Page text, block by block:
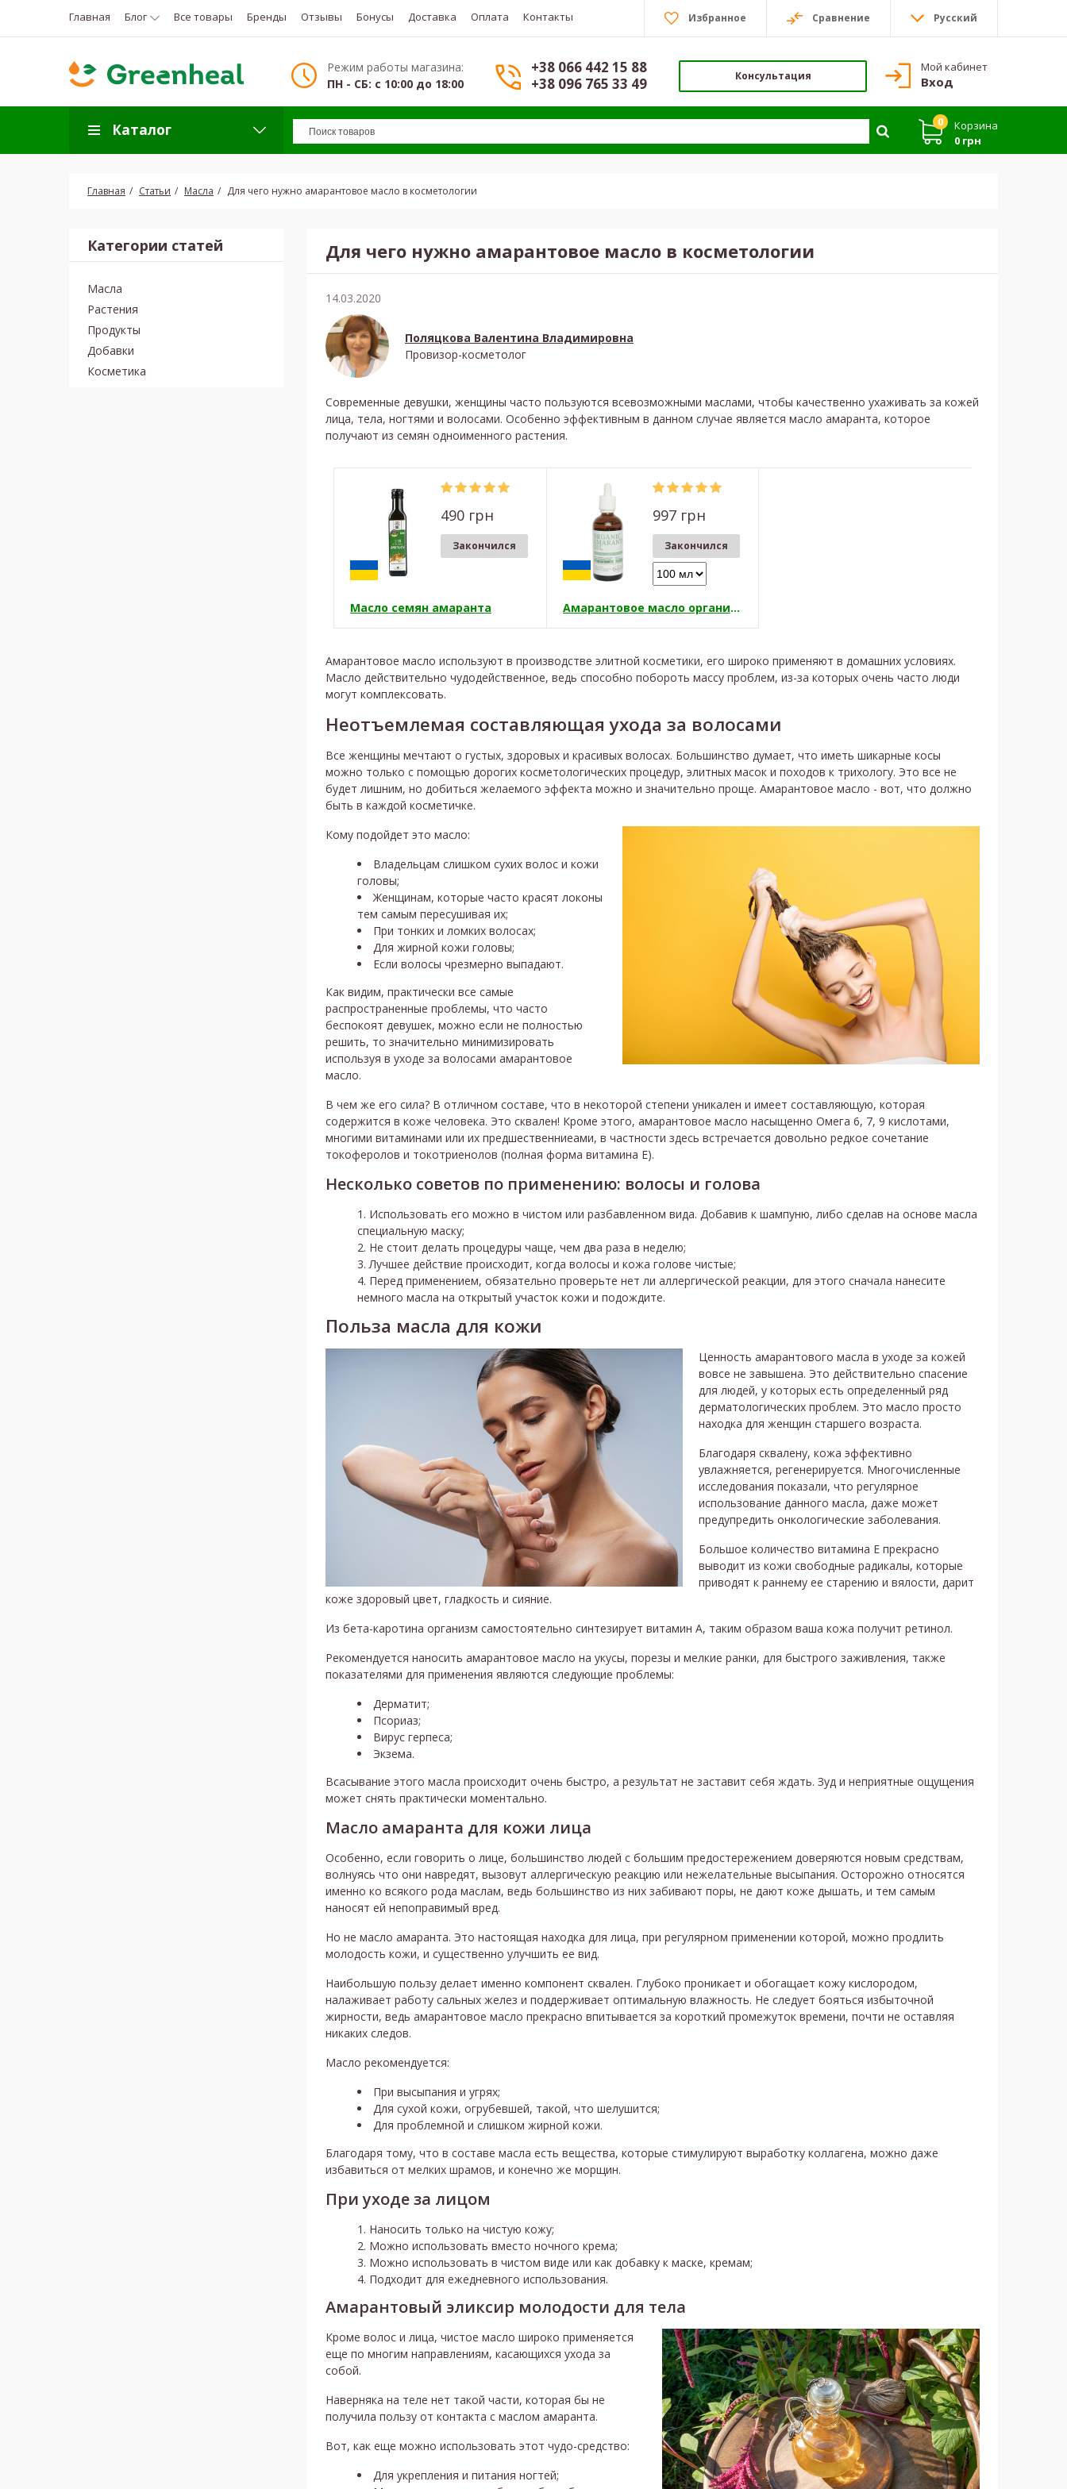
Главная Блог Все товары Бренды Отзывы Бонусы Доставка Оплата Контакты Избранное Сравнение Русский
Мой кабинет
Вход
Режим работы магазина:
ПН - СБ: с 10:00 до 18:00
+38 066 442 15 88
+38 096 765 33 49
Консультация
0
Корзина
0 грн
Каталог
Главная Статьи Масла Для чего нужно амарантовое масло в косметологии
Категории статей
Масла
Растения
Продукты
Добавки
Косметика
Для чего нужно амарантовое масло в косметологии
14.03.2020
Поляцкова Валентина Владимировна
Провизор-косметолог
Современные девушки, женщины часто пользуются всевозможными маслами, чтобы качественно ухаживать за кожей
лица, тела, ногтями и волосами. Особенно эффективным в данном случае является масло амаранта, которое
получают из семян одноименного растения.
490 грн
Закончился
Масло семян амаранта
997 грн
Закончился
Амарантовое масло органическое
Амарантовое масло используют в производстве элитной косметики, его широко применяют в домашних условиях.
Масло действительно чудодейственное, ведь способно побороть массу проблем, из-за которых очень часто люди
могут комплексовать.
Неотъемлемая составляющая ухода за волосами
Все женщины мечтают о густых, здоровых и красивых волосах. Большинство думает, что иметь шикарные косы
можно только с помощью дорогих косметологических процедур, элитных масок и походов к трихологу. Это все не
будет лишним, но добиться желаемого эффекта можно и значительно проще. Амарантовое масло - вот, что должно
быть в каждой косметичке.
Кому подойдет это масло:
Владельцам слишком сухих волос и кожи
головы;
Женщинам, которые часто красят локоны
тем самым пересушивая их;
При тонких и ломких волосах;
Для жирной кожи головы;
Если волосы чрезмерно выпадают.
Как видим, практически все самые
распространенные проблемы, что часто
беспокоят девушек, можно если не полностью
решить, то значительно минимизировать
используя в уходе за волосами амарантовое
масло.
В чем же его сила? В отличном составе, что в некоторой степени уникален и имеет составляющую, которая
содержится в коже человека. Это сквален! Кроме этого, амарантовое масло насыщенно Омега 6, 7, 9 кислотами,
многими витаминами или их предшественниеами, в частности здесь встречается довольно редкое сочетание
токоферолов и токотриенолов (полная форма витамина Е).
Несколько советов по применению: волосы и голова
Использовать его можно в чистом или разбавленном вида. Добавив к шампуню, либо сделав на основе масла
специальную маску;
Не стоит делать процедуры чаще, чем два раза в неделю;
Лучшее действие происходит, когда волосы и кожа голове чистые;
Перед применением, обязательно проверьте нет ли аллергической реакции, для этого сначала нанесите
немного масла на открытый участок кожи и подождите.
Польза масла для кожи
Ценность амарантового масла в уходе за кожей
вовсе не завышена. Это действительно спасение
для людей, у которых есть определенный ряд
дерматологических проблем. Это масло просто
находка для женщин старшего возраста.
Благодаря сквалену, кожа эффективно
увлажняется, регенерируется. Многочисленные
исследования показали, что регулярное
использование данного масла, даже может
предупредить онкологические заболевания.
Большое количество витамина Е прекрасно
выводит из кожи свободные радикалы, которые
приводят к раннему ее старению и вялости, дарит
коже здоровый цвет, гладкость и сияние.
Из бета-каротина организм самостоятельно синтезирует витамин А, таким образом ваша кожа получит ретинол.
Рекомендуется наносить амарантовое масло на укусы, порезы и мелкие ранки, для быстрого заживления, также
показателями для применения являются следующие проблемы:
Дерматит;
Псориаз;
Вирус герпеса;
Экзема.
Всасывание этого масла происходит очень быстро, а результат не заставит себя ждать. Зуд и неприятные ощущения
может снять практически моментально.
Масло амаранта для кожи лица
Особенно, если говорить о лице, большинство людей с большим предостережением доверяются новым средствам,
волнуясь что они навредят, вызовут аллергическую реакцию или нежелательные высыпания. Осторожно относятся
именно ко всякого рода маслам, ведь большинство из них забивают поры, не дают коже дышать, и тем самым
наносят ей непоправимый вред.
Но не масло амаранта. Это настоящая находка для лица, при регулярном применении которой, можно продлить
молодость кожи, и существенно улучшить ее вид.
Наибольшую пользу делает именно компонент сквален. Глубоко проникает и обогащает кожу кислородом,
налаживает работу сальных желез и поддерживает оптимальную влажность. Не следует бояться избыточной
жирности, ведь амарантовое масло прекрасно впитывается за короткий промежуток времени, почти не оставляя
никаких следов.
Масло рекомендуется:
При высыпания и угрях;
Для сухой кожи, огрубевшей, такой, что шелушится;
Для проблемной и слишком жирной кожи.
Благодаря тому, что в составе масла есть вещества, которые стимулируют выработку коллагена, можно даже
избавиться от мелких шрамов, и конечно же морщин.
При уходе за лицом
Наносить только на чистую кожу;
Можно использовать вместо ночного крема;
Можно использовать в чистом виде или как добавку к маске, кремам;
Подходит для ежедневного использования.
Амарантовый эликсир молодости для тела
Кроме волос и лица, чистое масло широко применяется
еще по многим направлениям, касающихся ухода за
собой.
Наверняка на теле нет такой части, которая бы не
получила пользу от контакта с маслом амаранта.
Вот, как еще можно использовать этот чудо-средство:
Для укрепления и питания ногтей;